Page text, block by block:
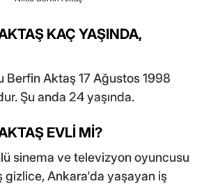
KAÇ YAŞINDA,
Berfin Aktaş 17 Ağustos 1998
Şu anda 24 yaşında.
EVLİ Mİ?
sinema ve televizyon oyuncusu
gizlice, Ankara'da yaşayan iş